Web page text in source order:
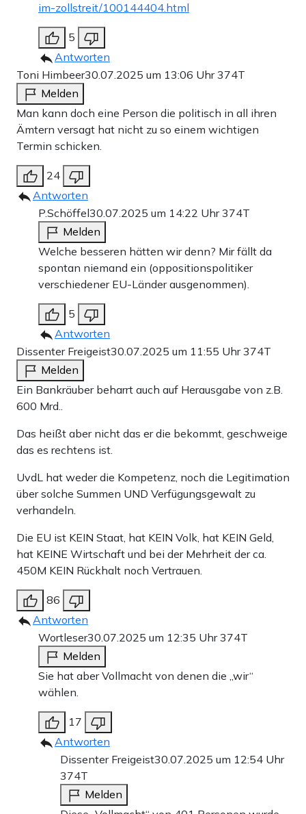
im-zollstreit/100144404.html
5
Antworten
Toni Himbeer30.07.2025 um 13:06 Uhr374T
Melden
Man kann doch eine Person die politisch in all ihren
Ämtern versagt hat nicht zu so einem wichtigen
Termin schicken.
24
Antworten
P.Schöffel30.07.2025 um 14:22 Uhr374T
Melden
Welche besseren hätten wir denn? Mir fällt da
spontan niemand ein (oppositionspolitiker
verschiedener EU-Länder ausgenommen).
5
Antworten
Dissenter Freigeist30.07.2025 um 11:55 Uhr374T
Melden
Ein Bankräuber beharrt auch auf Herausgabe von z.B.
600 Mrd..
Das heißt aber nicht das er die bekommt, geschweige
das es rechtens ist.
UvdL hat weder die Kompetenz, noch die Legitimation
über solche Summen UND Verfügungsgewalt zu
verhandeln.
Die EU ist KEIN Staat, hat KEIN Volk, hat KEIN Geld,
hat KEINE Wirtschaft und bei der Mehrheit der ca.
450M KEIN Rückhalt noch Vertrauen.
86
Antworten
Wortleser30.07.2025 um 12:35 Uhr374T
Melden
Sie hat aber Vollmacht von denen die „wir“
wählen.
17
Antworten
Dissenter Freigeist30.07.2025 um 12:54 Uhr
374T
Melden